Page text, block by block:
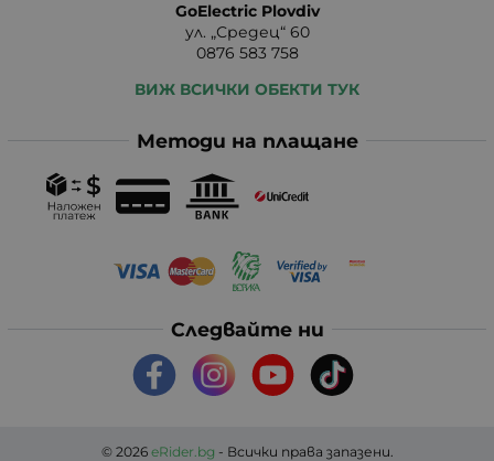
GoElectric Plovdiv
ул. „Средец“ 60
0876 583 758
ВИЖ ВСИЧКИ ОБЕКТИ ТУК
Методи на плащане
Следвайте ни
© 2026 eRider.bg - Всички права запазени.